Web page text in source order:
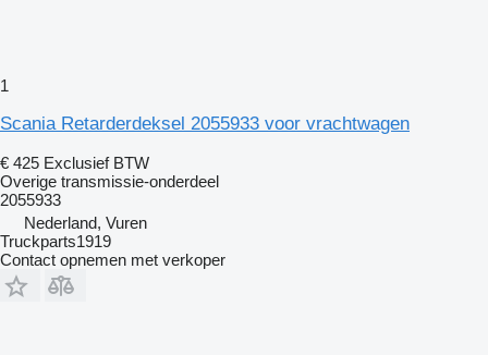
1
Scania Retarderdeksel 2055933 voor vrachtwagen
€ 425 Exclusief BTW
Overige transmissie-onderdeel
2055933
Nederland, Vuren
Truckparts1919
Contact opnemen met verkoper